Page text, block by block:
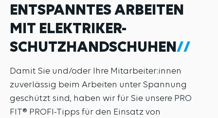
ENTSPANNTES ARBEITEN
MIT ELEKTRIKER-
SCHUTZHANDSCHUHEN
Damit Sie und/oder Ihre Mitarbeiter:innen
zuverlässig beim Arbeiten unter Spannung
geschützt sind, haben wir für Sie unsere PRO
FIT® PROFI-Tipps für den Einsatz von